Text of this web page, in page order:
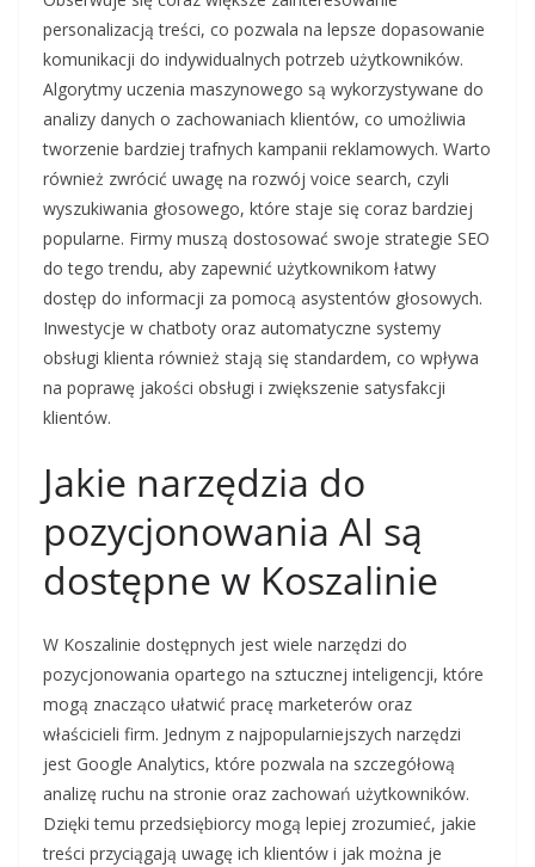
personalizacją treści, co pozwala na lepsze dopasowanie
komunikacji do indywidualnych potrzeb użytkowników.
Algorytmy uczenia maszynowego są wykorzystywane do
analizy danych o zachowaniach klientów, co umożliwia
tworzenie bardziej trafnych kampanii reklamowych. Warto
również zwrócić uwagę na rozwój voice search, czyli
wyszukiwania głosowego, które staje się coraz bardziej
popularne. Firmy muszą dostosować swoje strategie SEO
do tego trendu, aby zapewnić użytkownikom łatwy
dostęp do informacji za pomocą asystentów głosowych.
Inwestycje w chatboty oraz automatyczne systemy
obsługi klienta również stają się standardem, co wpływa
na poprawę jakości obsługi i zwiększenie satysfakcji
klientów.
Jakie narzędzia do
pozycjonowania AI są
dostępne w Koszalinie
W Koszalinie dostępnych jest wiele narzędzi do
pozycjonowania opartego na sztucznej inteligencji, które
mogą znacząco ułatwić pracę marketerów oraz
właścicieli firm. Jednym z najpopularniejszych narzędzi
jest Google Analytics, które pozwala na szczegółową
analizę ruchu na stronie oraz zachowań użytkowników.
Dzięki temu przedsiębiorcy mogą lepiej zrozumieć, jakie
treści przyciągają uwagę ich klientów i jak można je